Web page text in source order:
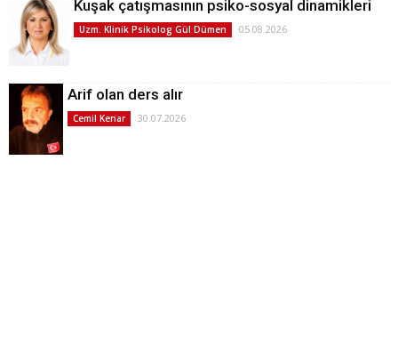
Kuşak çatışmasının psiko-sosyal dinamikleri
Uzm. Klinik Psikolog Gül Dümen 05.08.2026
Arif olan ders alır
Cemil Kenar 30.07.2026